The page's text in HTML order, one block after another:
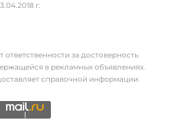
г.
ответственности за достоверность
в рекламных объявлениях.
справочной информации.